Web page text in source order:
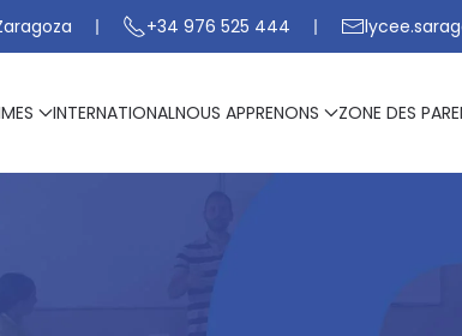
+34 976 525 444
INTERNATIONALNOUS APPRENONS ZONE DES